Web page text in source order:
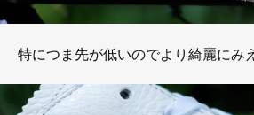
特につま先が低いのでより綺麗にみ